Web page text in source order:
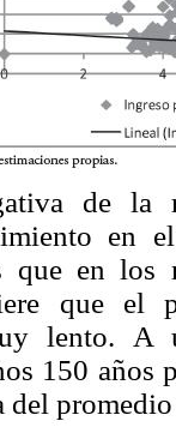
de la
en
que en los
que el
lento. A
150 años
del